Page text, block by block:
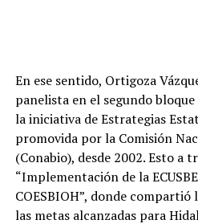
En ese sentido, Ortigoza
panelista en el segundo
la iniciativa de Estrategias
promovida por la Comisión
(Conabio), desde 2002. Esto a
“Implementación de la
COESBIOH”, donde compartió
las metas alcanzadas para